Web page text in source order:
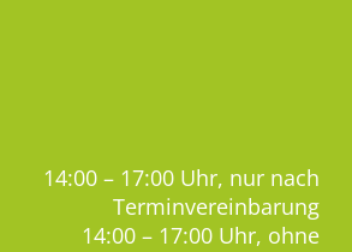
14:00 – 17:00 Uhr, nur nach
Terminvereinbarung
14:00 – 17:00 Uhr, ohne